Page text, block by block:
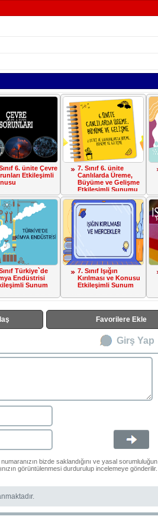
6. ünite Çevre
Etkileşimli
7. Sınıf 6. ünite
Canlılarda Üreme,
Büyüme ve Gelişme
Etkileşimli Sunumu
Türkiye`de
Endüstrisi
Sunum
7. Sınıf Işığın
Kırılması ve Konusu
Etkileşimli Sunum
Favorilere Ekle
Girş Yap
bizde saklandığını ve yasal sorumluluğun
görüntülenmesi durdurulup incelemeye gönderilir.